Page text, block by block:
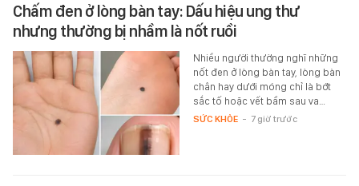
Chấm đen ở lòng bàn tay: Dấu hiệu ung thư
nhưng thường bị nhầm là nốt ruồi
Nhiều người thường nghĩ những
nốt đen ở lòng bàn tay, lòng bàn
chân hay dưới móng chỉ là bớt
sắc tố hoặc vết bầm sau va…
SỨC KHỎE - 7 giờ trước